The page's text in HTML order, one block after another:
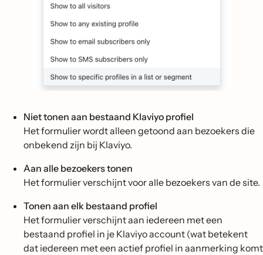
Niet tonen aan bestaand Klaviyo profiel
Het formulier wordt alleen getoond aan bezoekers die
onbekend zijn bij Klaviyo.
Aan alle bezoekers tonen
Het formulier verschijnt voor alle bezoekers van de site.
Tonen aan elk bestaand profiel
Het formulier verschijnt aan iedereen met een
bestaand profiel in je Klaviyo account (wat betekent
dat iedereen met een actief profiel in aanmerking komt